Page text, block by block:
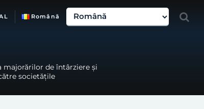
Română
majorărilor de întârziere şi
societăţile